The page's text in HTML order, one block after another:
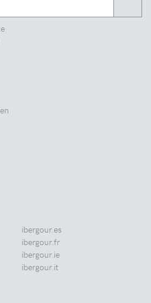
ibergour.es
ibergour.fr
ibergour.ie
ibergour.it